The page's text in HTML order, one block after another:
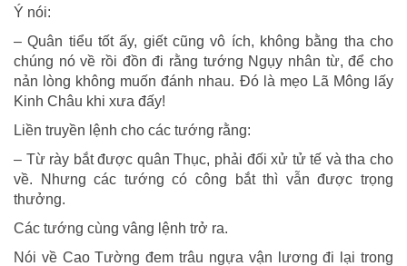
Ý nói:
– Quân tiểu tốt ấy, giết cũng vô ích, không bằng tha cho
chúng nó về rồi đồn đi rằng tướng Ngụy nhân từ, để cho
nản lòng không muốn đánh nhau. Đó là mẹo Lã Mông lấy
Kinh Châu khi xưa đấy!
Liền truyền lệnh cho các tướng rằng:
– Từ rày bắt được quân Thục, phải đối xử tử tế và tha cho
về. Nhưng các tướng có công bắt thì vẫn được trọng
thưởng.
Các tướng cùng vâng lệnh trở ra.
Nói về Cao Tường đem trâu ngựa vận lương đi lại trong